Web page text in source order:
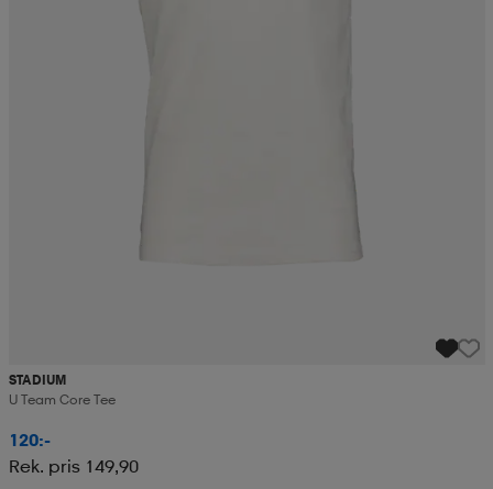
STADIUM
U Team Core Tee
120:-
Rek. pris 149,90